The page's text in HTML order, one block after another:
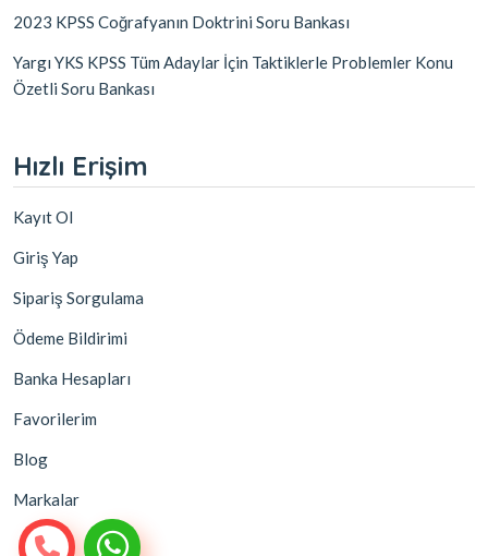
2023 KPSS Coğrafyanın Doktrini Soru Bankası
Yargı YKS KPSS Tüm Adaylar İçin Taktiklerle Problemler Konu
Özetli Soru Bankası
Hızlı Erişim
Kayıt Ol
Giriş Yap
Sipariş Sorgulama
Ödeme Bildirimi
Banka Hesapları
Favorilerim
Blog
Markalar